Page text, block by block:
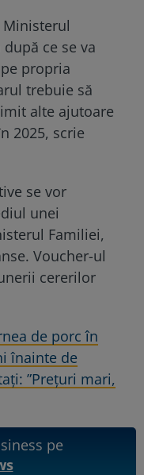
ce se va
propria
trebuie să
alte ajutoare
2025, scrie
se vor
unei
Familiei,
Voucher-ul
cererilor
de porc în
înainte de
”Prețuri mari,
pe